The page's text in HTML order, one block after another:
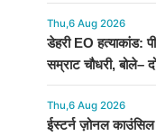
जताया आभार
Thu,6 Aug 2026
डेहरी EO हत्याकांड:
सम्राट चौधरी, बोले–
स्पीडी ट्रायल के निर्देश
Thu,6 Aug 2026
ईस्टर्न ज़ोनल काउंसिल